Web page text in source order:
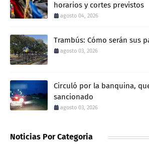
horarios y cortes previstos
agosto 04, 2026
Trambús: Cómo serán sus
agosto 03, 2026
Circuló por la banquina,
sancionado
agosto 03, 2026
Noticias Por Categoria